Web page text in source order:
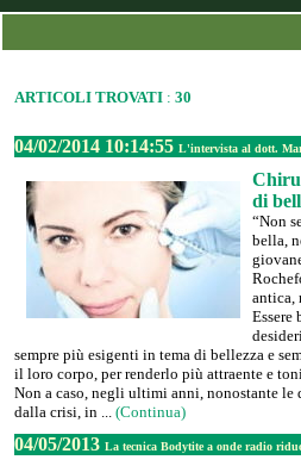
ARTICOLI TROVATI : 30
04/02/2014 10:14:55 L'intervista al dott.
di
“Non
bella,
antica,
sempre più esigenti in tema di bellezza e
il loro corpo, per renderlo più attraente e
Non a caso, negli ultimi anni, nonostante
dalla crisi, in ... (Continua)
04/05/2013 La tecnica Bodytite a onde radio